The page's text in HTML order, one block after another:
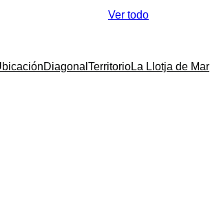
Ver todo
Diagonal TerritorioLa Llotja de Mar